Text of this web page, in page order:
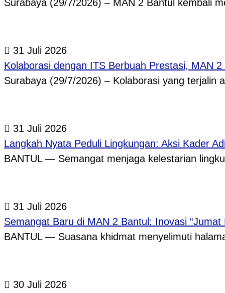
Surabaya (29/7/2026) – MAN 2 Bantul kembali
31 Juli 2026
Kolaborasi dengan ITS Berbuah Prestasi, MAN
Surabaya (29/7/2026) – Kolaborasi yang terjalin
31 Juli 2026
Langkah Nyata Peduli Lingkungan: Aksi Kader
BANTUL — Semangat menjaga kelestarian
31 Juli 2026
Semangat Baru di MAN 2 Bantul: Inovasi
BANTUL — Suasana khidmat menyelimuti
30 Juli 2026